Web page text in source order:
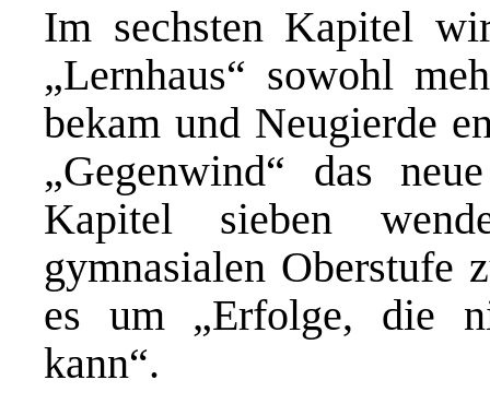
Im sechsten Kapitel
„Lernhaus“ sowohl
bekam und Neugierde
„Gegenwind“ das
Kapitel sieben
gymnasialen Oberstufe
es um „Erfolge, die
kann“.